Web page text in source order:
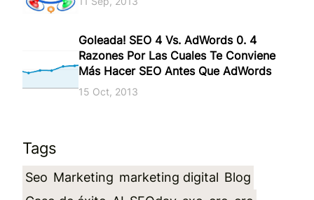
Goleada! SEO 4 Vs. AdWords 0. 4
Razones Por Las Cuales Te Conviene
Más Hacer SEO Antes Que AdWords
15 Oct, 2013
Tags
Seo Marketing marketing digital Blog